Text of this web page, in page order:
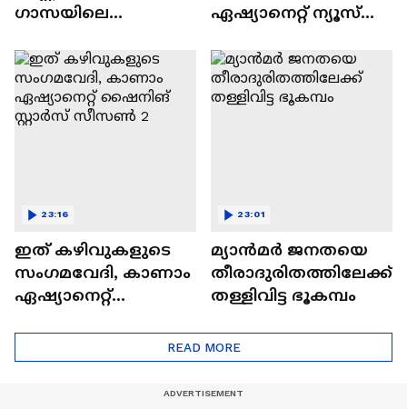
ഗാസയിലെ
കുഞ്ഞുങ്ങൾ
ഏഷ്യാനെറ്റ് ന്യൂസ്
സീസൺ 2
ഇത് കഴിവുകളുടെ
സംഗമവേദി, കാണാം
ഏഷ്യാനെറ്റ്
23:16
മ്യാൻമർ ജനതയെ
തീരാദുരിതത്തിലേക്ക്
തള്ളിവിട്ട ഭൂകമ്പം
23:01
READ MORE